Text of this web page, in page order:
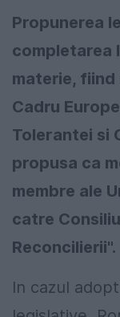
Propunerea
completarea
materie,
Cadru
Tolerantei si
propusa ca
membre ale
catre
Reconcilierii".
In cazul